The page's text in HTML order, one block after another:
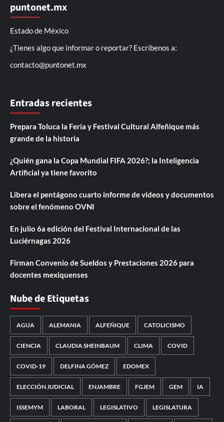
puntonet.mx
Estado de México
¿Tienes algo que informar o reportar? Escríbenos a:
contacto@puntonet.mx
Entradas recientes
Prepara Toluca la Feria y Festival Cultural Alfeñique más
grande de la historia
¿Quién gana la Copa Mundial FIFA 2026?; la Inteligencia
Artificial ya tiene favorito
Libera el pentágono cuarto informe de videos y documentos
sobre el fenómeno OVNI
En julio 6a edición del Festival Internacional de las
Luciérnagas 2026
Firman Convenio de Sueldos y Prestaciones 2026 para
docentes mexiquenses
Nube de Etiquetas
AGUA ALEMANIA ALFEÑIQUE CATOLICISMO
CIENCIA CLAUDIA SHEINBAUM CLIMA COVID
COVID-19 DELFINA GÓMEZ EDOMEX
ELECCIÓN JUDICIAL ENJAMBRE FGJEM GEM IA
ISSEMYM LABORAL LEGISLATIVO LEGISLATURA